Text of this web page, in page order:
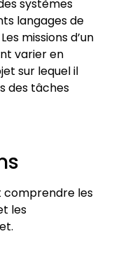
systèmes
langages de
missions d’un
varier en
sur lequel il
des tâches
comprendre les
les